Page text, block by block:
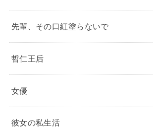
先輩、その口紅塗らないで
哲仁王后
女優
彼女の私生活